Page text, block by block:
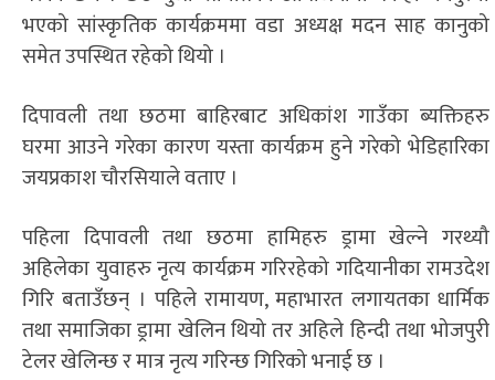
भएको सांस्कृतिक कार्यक्रममा वडा अध्यक्ष मदन साह कानुको
समेत उपस्थित रहेको थियो ।
दिपावली तथा छठमा बाहिरबाट अधिकांश गाउँका ब्यक्तिहरु
घरमा आउने गरेका कारण यस्ता कार्यक्रम हुने गरेको भेडिहारिका
जयप्रकाश चौरसियाले वताए ।
पहिला दिपावली तथा छठमा हामिहरु ड्रामा खेल्ने गरथ्यौ
अहिलेका युवाहरु नृत्य कार्यक्रम गरिरहेको गदियानीका रामउदेश
गिरि बताउँछन् । पहिले रामायण, महाभारत लगायतका धार्मिक
तथा समाजिका ड्रामा खेलिन थियो तर अहिले हिन्दी तथा भोजपुरी
टेलर खेलिन्छ र मात्र नृत्य गरिन्छ गिरिको भनाई छ ।